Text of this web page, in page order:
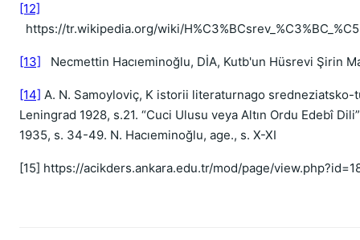
[12]
https://tr.wikipedia.org/wiki/
[13] Necmettin Hacıeminoğlu, DİA, Kutb'un Hüsrevi Şirin
[14] A. N. Samoyloviç, K istorii literaturnago sredneziatsko-
Leningrad 1928, s.21. “Cuci Ulusu veya Altın Ordu Edebî
1935, s. 34-49. N. Hacıeminoğlu, age., s. X-XI
[15] https://acikders.ankara.edu.tr/mod/page/